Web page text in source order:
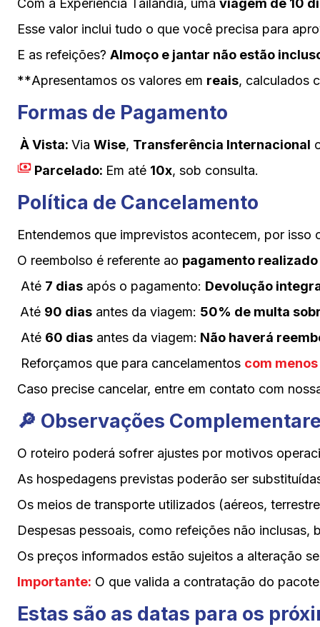
Com a Experiência Tailândia, uma viagem de 10
Esse valor inclui tudo o que você precisa para
E as refeições? Almoço e jantar não estão
**Apresentamos os valores em reais, calculados
Formas de Pagamento
À Vista: Via Wise, Transferência Internacional
Parcelado: Em até 10x, sob consulta.
Política de Cancelamento
Entendemos que imprevistos acontecem, por isso
O reembolso é referente ao pagamento realizado
Até 7 dias após o pagamento: Devolução
Até 90 dias antes da viagem: 50% de multa
Até 60 dias antes da viagem: Não haverá
Reforçamos que para cancelamentos com menos
Caso precise cancelar, entre em contato com
🔎 Observações
O roteiro poderá sofrer ajustes por motivos
As hospedagens previstas poderão ser
Os meios de transporte utilizados (aéreos,
Despesas pessoais, como refeições não
Os preços informados estão sujeitos a alteração
Importante: O que valida a contratação do
Estas são as datas para os